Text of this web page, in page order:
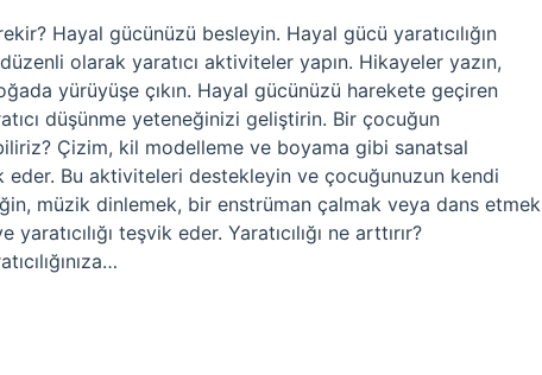
Hayal gücünüzü besleyin. Hayal gücü yaratıcılığın
olarak yaratıcı aktiviteler yapın. Hikayeler yazın,
yürüyüşe çıkın. Hayal gücünüzü harekete geçiren
düşünme yeteneğinizi geliştirin. Bir çocuğun
Çizim, kil modelleme ve boyama gibi sanatsal
eder. Bu aktiviteleri destekleyin ve çocuğunuzun kendi
müzik dinlemek, bir enstrüman çalmak veya dans etmek
teşvik eder. Yaratıcılığı ne arttırır?